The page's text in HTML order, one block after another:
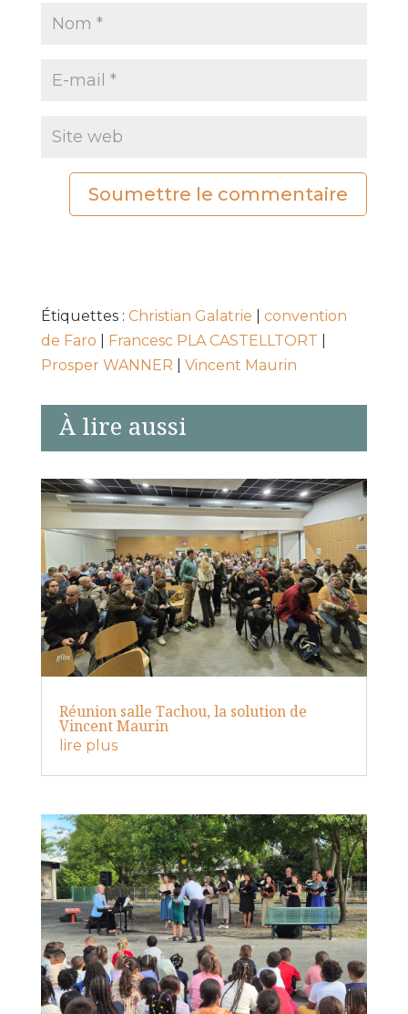
Soumettre le commentaire
Étiquettes : Christian Galatrie
convention
de Faro
Francesc PLA CASTELLTORT
Prosper WANNER
Vincent Maurin
À lire aussi
Réunion salle Tachou, la solution de
Vincent Maurin
lire plus